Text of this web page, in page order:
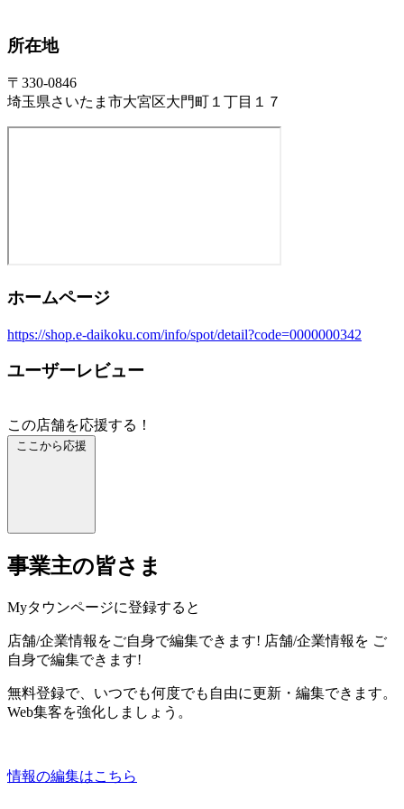
所在地
〒330-0846
埼玉県さいたま市大宮区大門町１丁目１７
ホームページ
https://shop.e-daikoku.com/info/spot/detail?code=0000000342
ユーザーレビュー
この店舗を応援する！
ここから応援
事業主の皆さま
Myタウンページに登録すると
店舗/企業情報をご自身で編集できます! 店舗/企業情報を ご
自身で編集できます!
無料登録で、いつでも何度でも自由に更新・編集できます。
Web集客を強化しましょう。
情報の編集はこちら